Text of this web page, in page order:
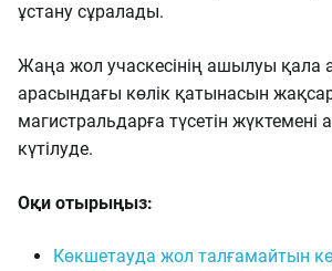
ұстану сұралады.
Жаңа жол учаскесінің ашылуы қала
арасындағы көлік қатынасын
магистральдарға түсетін жүктемені
күтілуде.
Оқи отырыңыз:
Көкшетауда жол талғамайтын